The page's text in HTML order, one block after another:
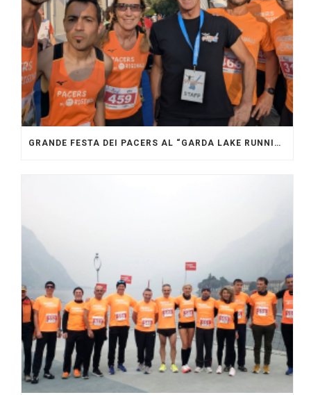
GRANDE FESTA DEI PACERS AL “GARDA LAKE RUNNING FESTIVAL”